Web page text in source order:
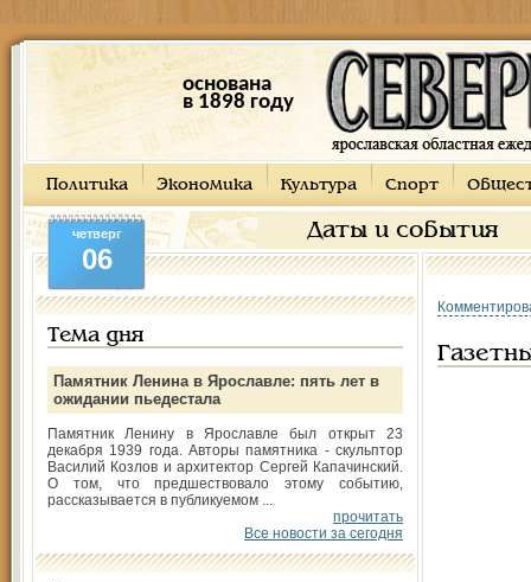
основана
в 1898 году
Политика Экономика Культура Спорт
Даты и события
четверг
06
Тема дня
Памятник Ленина в Ярославле: пять лет в
ожидании пьедестала
Памятник Ленину в Ярославле был открыт 23
декабря 1939 года. Авторы памятника - скульптор
Василий Козлов и архитектор Сергей Капачинский.
О том, что предшествовало этому событию,
рассказывается в публикуемом ...
прочитать
Все новости за сегодня